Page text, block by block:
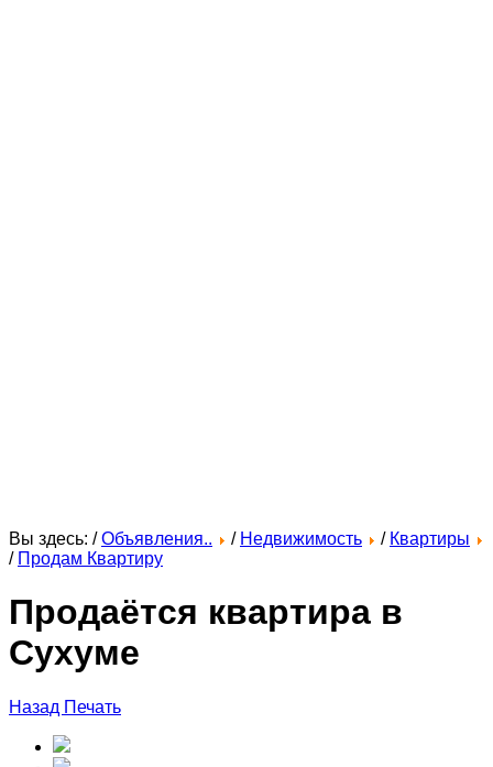
Вы здесь: /Объявления.. / Недвижимость / Квартиры
/ Продам Квартиру
Продаётся квартира в
Сухуме
Назад Печать